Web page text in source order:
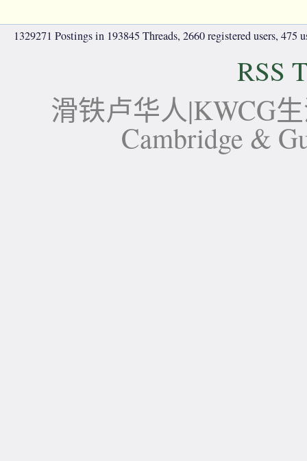
1329271 Postings in 193845 Threads, 2660 registered users, 475
RSS
滑铁卢华人|KWCG
Cambridge &